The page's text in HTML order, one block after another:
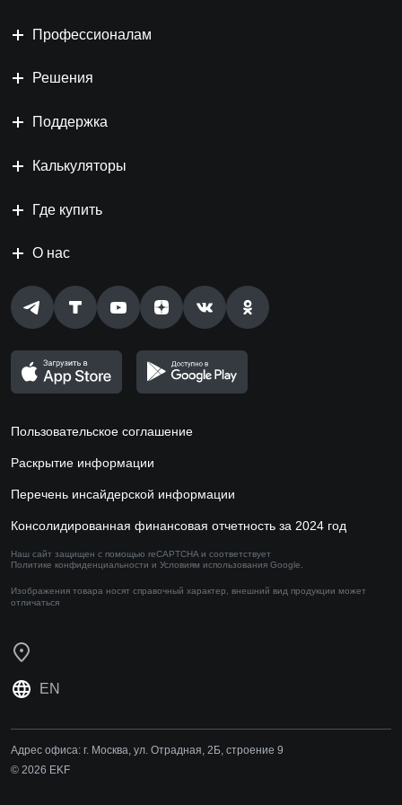
Профессионалам
Решения
Поддержка
Калькуляторы
Где купить
О нас
Пользовательское соглашение
Раскрытие информации
Перечень инсайдерской информации
Консолидированная финансовая отчетность за 2024 год
Наш сайт защищен с помощью reCAPTCHA и соответствует
Политике конфиденциальности и Условиям использования Google.
Изображения товара носят справочный характер, внешний вид продукции может
отличаться
EN
Адрес офиса: г. Москва, ул. Отрадная, 2Б, строение 9
© 2026 EKF